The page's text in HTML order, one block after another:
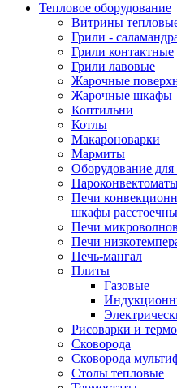
Тепловое оборудование
Витрины
Грили -
Грили контактные
Грили лавовые
Жарочные
Жарочные шкафы
Коптильни
Котлы
Макароноварки
Мармиты
Оборудование
Печи
шкафы
Печи
Печи
Печь-мангал
Плиты
Газовые
Рисоварки и
Сковорода
Сковорода
Столы тепловые